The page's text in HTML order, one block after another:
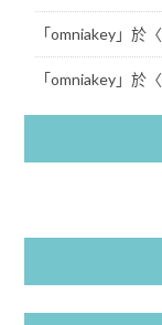
「omniakey」於〈
「omniakey」於〈